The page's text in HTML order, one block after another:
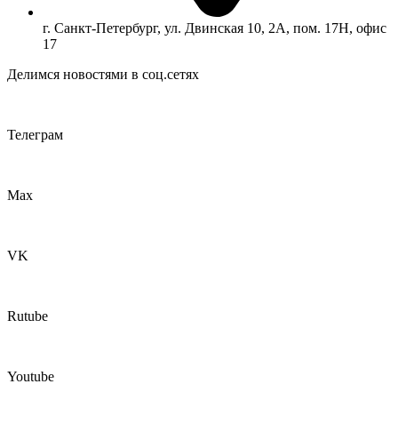
г. Санкт-Петербург, ул. Двинская 10, 2А, пом. 17Н, офис
17
Делимся новостями в соц.сетях
Телеграм
Max
VK
Rutube
Youtube